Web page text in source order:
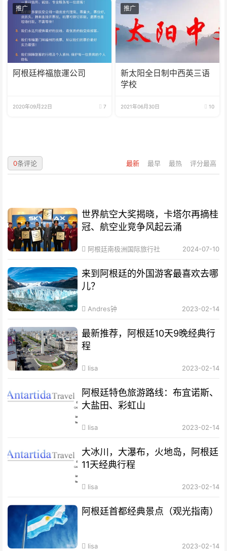
推广
阿根廷桦福旅運公司
2020年09月22日 7
推广
新太阳全日制中西英三语
学校
2021年06月30日 10
最新 最早 最热 评分最高
0条评论
世界航空大奖揭晓，卡塔尔再摘桂
冠、航空业竞争风起云涌
阿根廷南极洲国际旅行社 2024-07-10
来到阿根廷的外国游客最喜欢去哪
儿？
Andres钟 2023-02-14
最新推荐，阿根廷10天9晚经典行
程
lisa 2023-02-14
阿根廷特色旅游路线：布宜诺斯、
大盐田、彩虹山
lisa 2023-02-14
大冰川，大瀑布，火地岛，阿根廷
11天经典行程
lisa 2023-02-14
阿根廷首都经典景点（观光指南）
lisa 2023-02-14